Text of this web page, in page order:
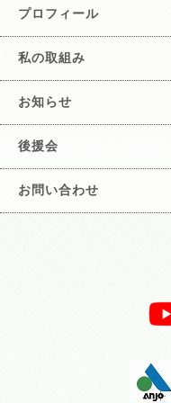
プロフィール
私の取組み
お知らせ
後援会
お問い合わせ